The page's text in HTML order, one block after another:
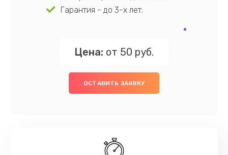
Гарантия - до 3-х лет;
Цена: от 50 руб.
ОСТАВИТЬ ЗАЯВКУ